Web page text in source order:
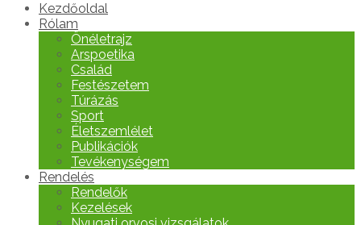
Kezdőoldal
Rólam
Önéletrajz
Arspoetika
Család
Festészetem
Túrázás
Sport
Életszemlélet
Publikációk
Tevékenységem
Rendelés
Rendelők
Kezelések